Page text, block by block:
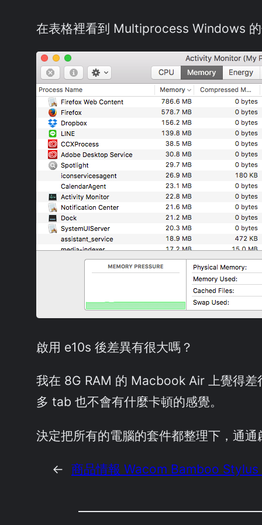
在表格裡看到 Multiprocess Windows
啟用 e10s 後差異有很大嗎？
我在 8G RAM 的 Macbook Air 上覺得
多 tab 也不會有什麼卡頓的感覺。
決定把所有的電腦的套件都整理下，通通
← 商品情報 Wacom Bamboo